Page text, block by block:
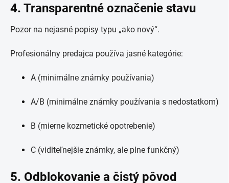
4. Transparentné označenie stavu
Pozor na nejasné popisy typu „ako nový“.
Profesionálny predajca používa jasné kategórie:
A (minimálne známky používania)
A/B (minimálne známky používania s nedostatkom)
B (mierne kozmetické opotrebenie)
C (viditeľnejšie známky, ale plne funkčný)
5. Odblokovanie a čistý pôvod